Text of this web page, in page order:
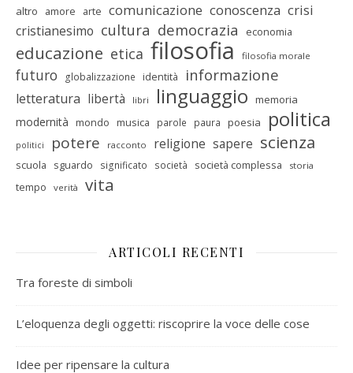
altro amore arte comunicazione conoscenza crisi
cristianesimo cultura democrazia economia
educazione etica filosofia filosofia morale
futuro globalizzazione identità informazione
letteratura libertà libri linguaggio memoria
modernità mondo musica parole paura poesia politica
politici potere racconto religione sapere scienza
scuola sguardo significato società società complessa storia
tempo verità vita
ARTICOLI RECENTI
Tra foreste di simboli
L’eloquenza degli oggetti: riscoprire la voce delle cose
Idee per ripensare la cultura